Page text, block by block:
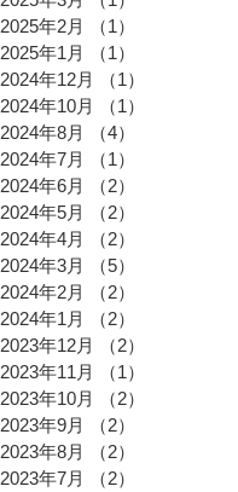
2025年2月
（1）
2025年1月
（1）
2024年12月
（1）
2024年10月
（1）
2024年8月
（4）
2024年7月
（1）
2024年6月
（2）
2024年5月
（2）
2024年4月
（2）
2024年3月
（5）
2024年2月
（2）
2024年1月
（2）
2023年12月
（2）
2023年11月
（1）
2023年10月
（2）
2023年9月
（2）
2023年8月
（2）
2023年7月
（2）